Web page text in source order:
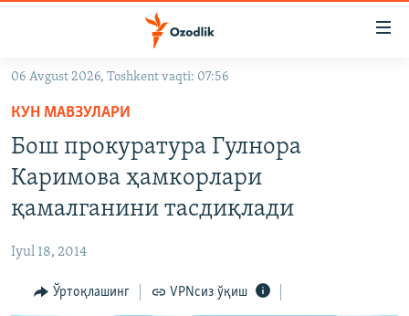
Асосий
навигацияга
ўтинг
Қидиришга
ўтинг
OZODARXIV
На русском
ИЖТИМОИЙ ТАРМОҚЛАР
06 Avgust 2026, Toshkent vaqti: 07:56
КУН МАВЗУЛАРИ
Бош прокуратура Гулнора
Каримова ҳамкорлари
қамалганини тасдиқлади
Iyul 18, 2014
Ўртоқлашинг VPNсиз ўқиш